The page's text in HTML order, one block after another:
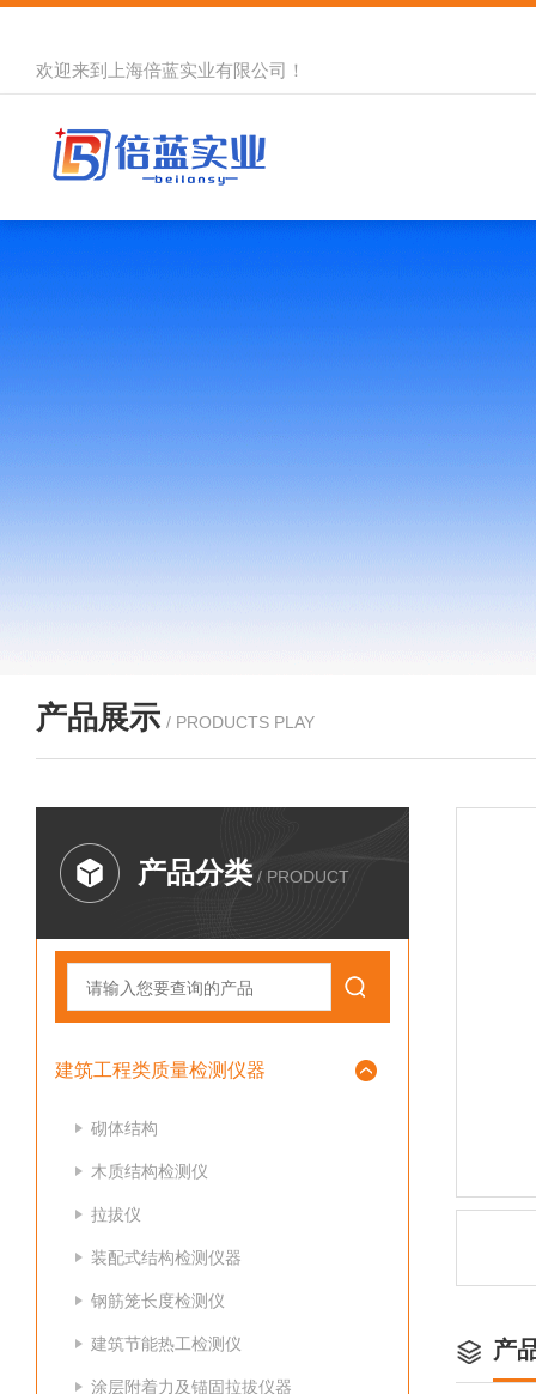
欢迎来到 上海倍蓝实业有限公司 ！
产品展示 / PRODUCTS PLAY
产品分类 / PRODUCT
建筑工程类质量检测仪器
砌体结构
木质结构检测仪
拉拔仪
装配式结构检测仪器
钢筋笼长度检测仪
建筑节能热工检测仪
涂层附着力及锚固拉拔仪器
产